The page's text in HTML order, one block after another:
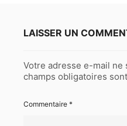
LAISSER UN
Votre adresse e-mail ne
champs obligatoires
Commentaire *